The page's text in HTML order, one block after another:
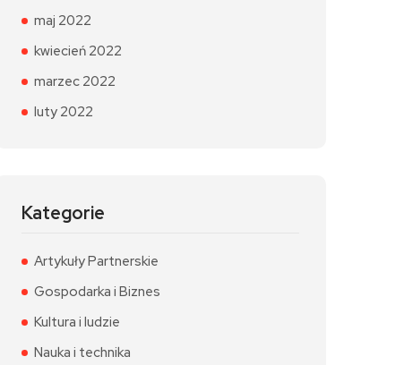
maj 2022
kwiecień 2022
marzec 2022
luty 2022
Kategorie
Artykuły Partnerskie
Gospodarka i Biznes
Kultura i ludzie
Nauka i technika